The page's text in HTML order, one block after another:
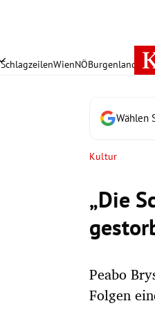
SchlagzeilenWienNÖBurgenland
Wählen
Kultur
„Die
Peabo
Folgen